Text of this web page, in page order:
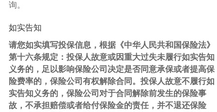
询。
如实告知
请您如实填写投保信息，根据《中华人民共和国保险法》
第十六条规定：投保人故意或因重大过失未履行如实告知
义务的，足以影响保险公司决定是否同意承保或者提高保
险费率的，保险公司有权解除合同。投保人故意不履行如
实告知义务的，保险公司对于合同解除前发生的保险事
故，不承担赔偿或者给付保险金的责任，并不退还保险